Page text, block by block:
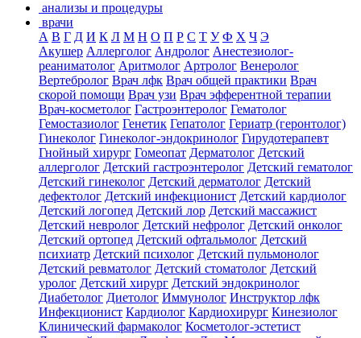
анализы и процедуры
врачи
А В Г Д И К Л М Н О П Р С Т У Ф Х Ч Э
Акушер Аллерголог Андролог Анестезиолог-
реаниматолог Аритмолог Артролог Венеролог
Вертебролог Врач лфк Врач общей практики Врач
скорой помощи Врач узи Врач эфферентной терапии
Врач-косметолог Гастроэнтеролог Гематолог
Гемостазиолог Генетик Гепатолог Гериатр (геронтолог)
Гинеколог Гинеколог-эндокринолог Гирудотерапевт
Гнойный хирург Гомеопат Дерматолог Детский
аллерголог Детский гастроэнтеролог Детский гематолог
Детский гинеколог Детский дерматолог Детский
дефектолог Детский инфекционист Детский кардиолог
Детский логопед Детский лор Детский массажист
Детский невролог Детский нефролог Детский онколог
Детский ортопед Детский офтальмолог Детский
психиатр Детский психолог Детский пульмонолог
Детский ревматолог Детский стоматолог Детский
уролог Детский хирург Детский эндокринолог
Диабетолог Диетолог Иммунолог Инструктор лфк
Инфекционист Кардиолог Кардиохирург Кинезиолог
Клинический фармаколог Косметолог-эстетист